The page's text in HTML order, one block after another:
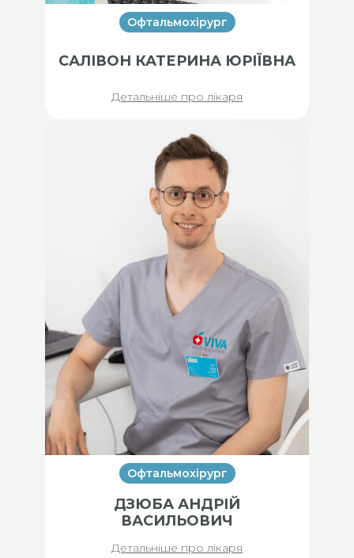
Офтальмохірург
САЛІВОН КАТЕРИНА ЮРІЇВНА
Детальніше про лікаря
Офтальмохірург
ДЗЮБА АНДРІЙ
ВАСИЛЬОВИЧ
Детальніше про лікаря